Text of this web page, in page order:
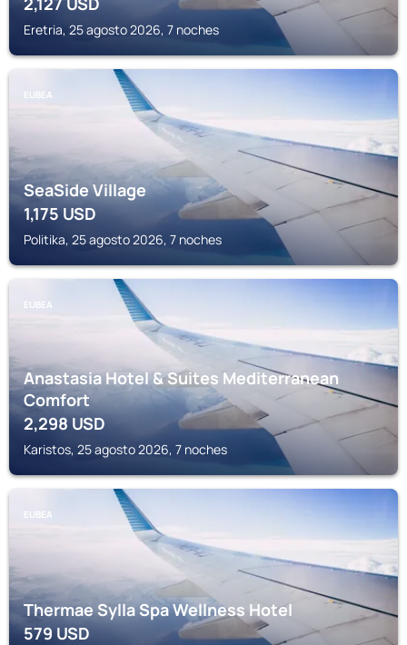
Eretria, 25 agosto 2026, 7 noches
EUBEA
SeaSide Village
1,175USD
Politika, 25 agosto 2026, 7 noches
EUBEA
Anastasia Hotel & Suites Mediterranean
Comfort
2,298 USD
Karistos, 25 agosto 2026, 7 noches
EUBEA
Thermae Sylla Spa Wellness Hotel
579USD